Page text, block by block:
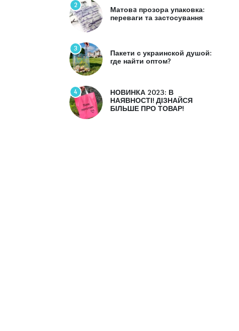
2
Матовa прозора упаковка:
переваги та застосування
3
Пакети с украинской душой:
где найти оптом?
4
НОВИНКА 2023: В
НАЯВНОСТІ! ДІЗНАЙСЯ
БІЛЬШЕ ПРО ТОВАР!